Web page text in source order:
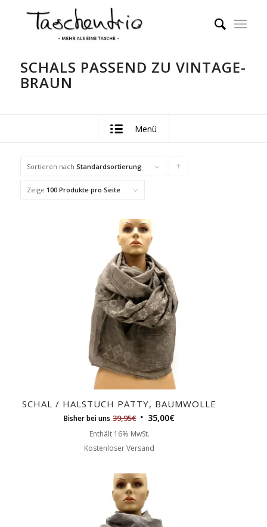
SCHALS PASSEND ZU VINTAGE-
BRAUN
Menü
Sortieren nach Standardsortierung
Reihenfolge
zu
sortieren
Zeige 100 Produkte pro Seite
SCHAL / HALSTUCH PATTY, BAUMWOLLE
Bisher bei uns 39,95€ 35,00€
Enthält 16% MwSt.
Kostenloser Versand